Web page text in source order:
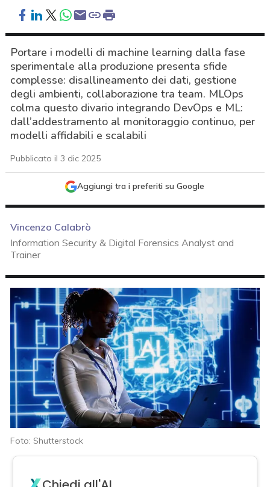
Portare i modelli di machine learning dalla fase
sperimentale alla produzione presenta sfide
complesse: disallineamento dei dati, gestione
degli ambienti, collaborazione tra team. MLOps
colma questo divario integrando DevOps e ML:
dall’addestramento al monitoraggio continuo, per
modelli affidabili e scalabili
Pubblicato il 3 dic 2025
Aggiungi tra i preferiti su Google
Vincenzo Calabrò
Information Security & Digital Forensics Analyst and
Trainer
Foto: Shutterstock